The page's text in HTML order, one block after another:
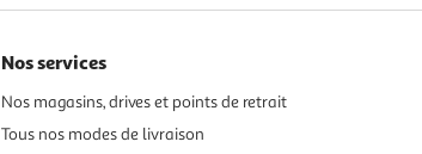
Nos services
Nos magasins, drives et points de retrait
Tous nos modes de livraison